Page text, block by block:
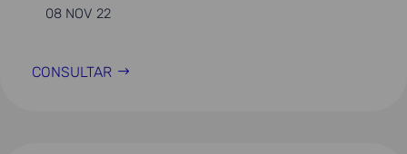
08 NOV 22
CONSULTAR